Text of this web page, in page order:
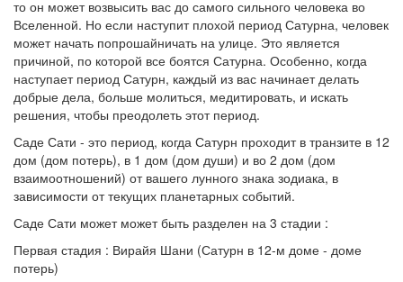
то он может возвысить вас до самого сильного человека во
Вселенной. Но если наступит плохой период Сатурна, человек
может начать попрошайничать на улице. Это является
причиной, по которой все боятся Сатурна. Особенно, когда
наступает период Сатурн, каждый из вас начинает делать
добрые дела, больше молиться, медитировать, и искать
решения, чтобы преодолеть этот период.
Саде Сати - это период, когда Сатурн проходит в транзите в 12
дом (дом потерь), в 1 дом (дом души) и во 2 дом (дом
взаимоотношений) от вашего лунного знака зодиака, в
зависимости от текущих планетарных событий.
Саде Сати может может быть разделен на 3 стадии :
Первая стадия : Вирайя Шани (Сатурн в 12-м доме - доме
потерь)